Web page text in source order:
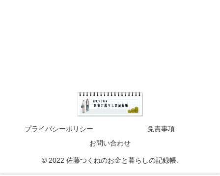
プライバシーポリシー
免責事項
お問い合わせ
© 2022 佐藤つくねのお金と暮らしの記録帳.